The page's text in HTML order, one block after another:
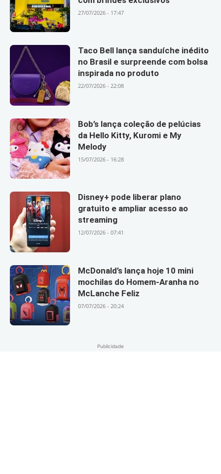
27/07/2026 - 17:47
Taco Bell lança sanduíche inédito
no Brasil e surpreende com bolsa
inspirada no produto
22/07/2026 - 22:08
Bob’s lança coleção de pelúcias
da Hello Kitty, Kuromi e My
Melody
15/07/2026 - 16:28
Disney+ pode liberar plano
gratuito e ampliar acesso ao
streaming
12/07/2026 - 07:41
McDonald’s lança hoje 10 mini
mochilas do Homem-Aranha no
McLanche Feliz
07/07/2026 - 20:24
Publicidade